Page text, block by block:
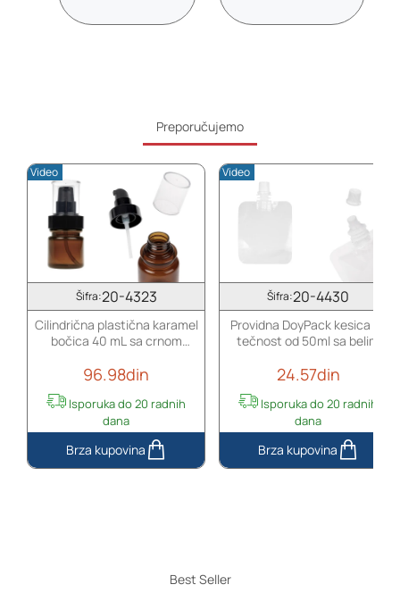
Preporučujemo
Šifra:20-4323
Cilindrična plastična karamel
bočica 40 mL sa crnom
providnim poklopcem
Video
96.98din
Isporuka do 20 radnih
dana
Cilindrična
Šifra:20-4430
Providna DoyPack kesica za
tečnost od 50ml sa belim
kom
Video
24.57din
Isporuka do 20 radnih
dana
Providna
Best Seller